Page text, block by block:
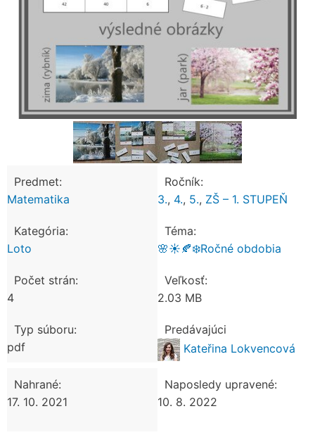
Predmet:
Matematika
Ročník:
3., 4., 5., ZŠ – 1. STUPEŇ
Kategória:
Loto
Téma:
🌸☀️🍂❄️Ročné obdobia
Počet strán:
4
Veľkosť:
2.03 MB
Typ súboru:
pdf
Predávajúci
Kateřina Lokvencová
Nahrané:
17. 10. 2021
Naposledy upravené:
10. 8. 2022